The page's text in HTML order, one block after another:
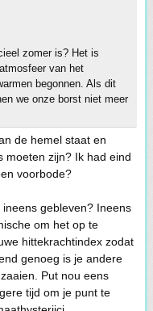
zomer is? Het is
van het
begonnen. Als dit
we onze borst niet meer
de hemel staat en
moeten zijn? Ik had eind
voorbode?
gebleven? Ineens
om het op te
hittekrachtindex zodat
genoeg is je andere
Put nou eens
tijd om je punt te